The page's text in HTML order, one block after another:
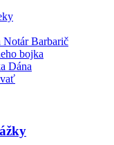
Notár Barbarič
bojka
Dána